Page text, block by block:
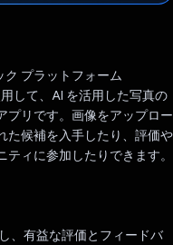
プラットフォーム
して、AI を活用した写真の
プリです。画像をアップロー
た候補を入手したり、評価や
ィに参加したりできます。
、有益な評価とフィードバ